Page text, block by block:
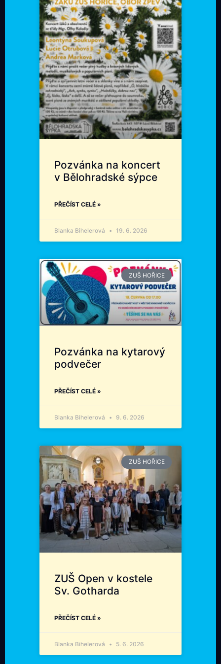
Pozvánka na koncert
v Bělohradské sýpce
PŘEČÍST CELÉ »
Blanka Bihelerová 19. 6. 2026
ZUŠ HOŘICE
Pozvánka na kytarový
podvečer
PŘEČÍST CELÉ »
Blanka Bihelerová 9. 6. 2026
ZUŠ HOŘICE
ZUŠ Open v kostele
Sv. Gotharda
PŘEČÍST CELÉ »
Blanka Bihelerová 5. 6. 2026